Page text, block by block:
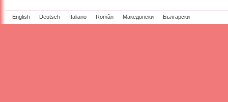
English Deutsch Italiano Român Македонски Български